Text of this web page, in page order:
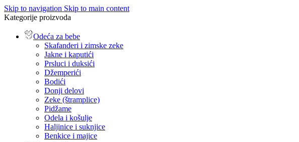
Skip to navigation Skip to main content
Kategorije proizvoda
Odeća za bebe
Skafanderi i zimske zeke
Jakne i kaputići
Prsluci i duksići
Džemperići
Bodići
Donji delovi
Zeke (štramplice)
Pidžame
Odela i košulje
Haljinice i suknjice
Benkice i majice